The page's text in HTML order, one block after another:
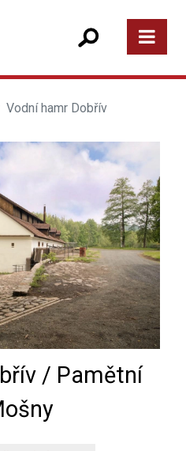
Vodní hamr Dobřív
/ Pamětní